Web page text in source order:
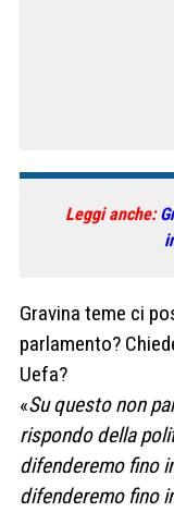
Leggi anche:
Gravina teme ci
parlamento?
Uefa?
«Su questo non
rispondo della
difenderemo fino
difenderemo fino